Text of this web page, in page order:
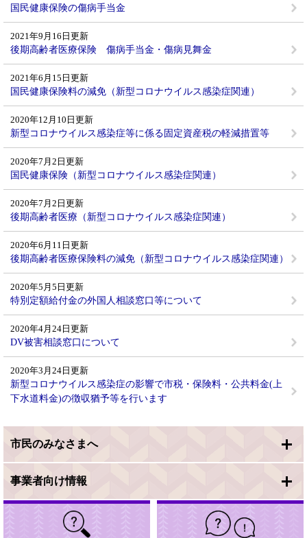
国民健康保険の傷病手当金
2021年9月16日更新
後期高齢者医療保険 傷病手当金・傷病見舞金
2021年6月15日更新
国民健康保険料の減免（新型コロナウイルス感染症関連）
2020年12月10日更新
新型コロナウイルス感染症等に係る固定資産税の軽減措置等
2020年7月2日更新
国民健康保険（新型コロナウイルス感染症関連）
2020年7月2日更新
後期高齢者医療（新型コロナウイルス感染症関連）
2020年6月11日更新
後期高齢者医療保険料の減免（新型コロナウイルス感染症関連）
2020年5月5日更新
特別定額給付金の外国人相談窓口等について
2020年4月24日更新
DV被害相談窓口について
2020年3月24日更新
新型コロナウイルス感染症の影響で市税・保険料・公共料金(上
下水道料金)の徴収猶予等を行います
市民のみなさまへ
事業者向け情報